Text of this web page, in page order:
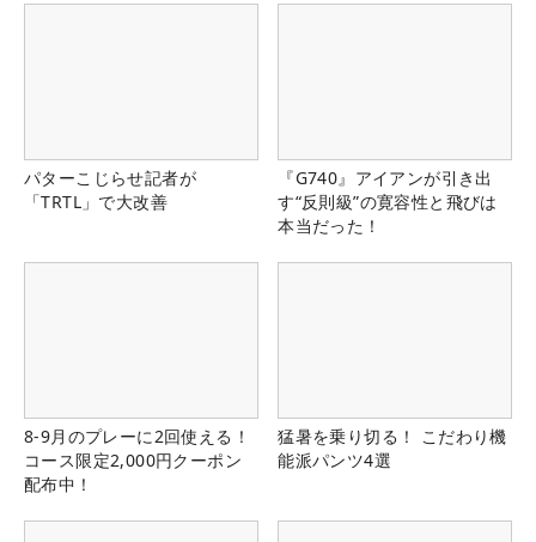
パターこじらせ記者が
「TRTL」で大改善
『G740』アイアンが引き出
す“反則級”の寛容性と飛びは
本当だった！
8-9月のプレーに2回使える！
コース限定2,000円クーポン
配布中！
猛暑を乗り切る！ こだわり機
能派パンツ4選